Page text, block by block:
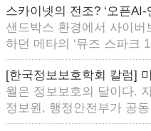
스카이넷의 전조? ‘오픈
샌드박스 환경에서 사이
하던 메타의 ‘뮤즈 스파크
[한국정보보호학회 칼럼]
월은 정보보호의 달이다.
정보원, 행정안전부가 공